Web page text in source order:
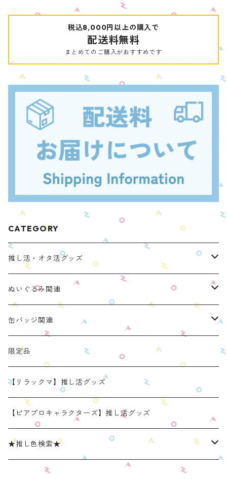
税込8,000円以上の購入で
配送料無料
まとめてのご購入がおすすめです
CATEGORY
推し活・オタ活グッズ
ぬいのおくるみ ぬいくるみん
リラックマモデル（全１種）
OZaKKaオリジナルモデル
手と手がつながる つなぐるみん
どうぶつシリーズ(第1弾)
たべものシリーズ(第2弾)
きらきらぬいぐるみポーチ
【限定】星
スタンダード (本体の高さ：約16cm）
ミニ(本体の高さ：約12cm)
リラックマモデル きらきらぬいぐるみポーチ
推し活コースターケース
ラウンド（丸型 2025年11月リニューアルモデル）
スクエア（四角型 2025年11月発売モデル）
缶バッジケース
ねこみみ缶バッジケース スタンダードカラー
ねこみみ缶バッジケース パールカラー
推しごとショルダーパッド
リラックマモデル 推しごとショルダーパッド
推しごと現場トート
ぬいぐるみ関連
ぬいのおくるみ ぬいくるみん
身長：約16cm【BIG】
身長：約12㎝
手と手がつながる つなぐるみん
きらきらぬいぐるみポーチ
スタンダード (本体の高さ：約16cm）
ミニ (本体の高さ：約12cm）
【限定】星モデル
リラックマ ぬい活アイテム
缶バッジ関連
ねこみみ缶バッジケース
くまみみ缶バッジケース
うさみみ缶バッジケース
リラックマ 缶バッジケース
ねこみみロゼットバッグチャーム
限定品
【リラックマ】推し活グッズ
【ピアプロキャラクターズ】推し活グッズ
★推し色検索★